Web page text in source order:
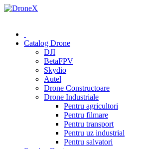
Catalog Drone
DJI
BetaFPV
Skydio
Autel
Drone Constructoare
Drone Industriale
Pentru agricultori
Pentru filmare
Pentru transport
Pentru uz industrial
Pentru salvatori